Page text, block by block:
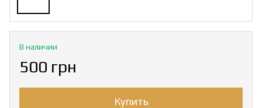
В наличии
500 грн
Купить